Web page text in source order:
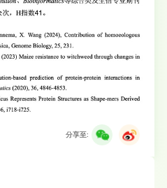
分享至: